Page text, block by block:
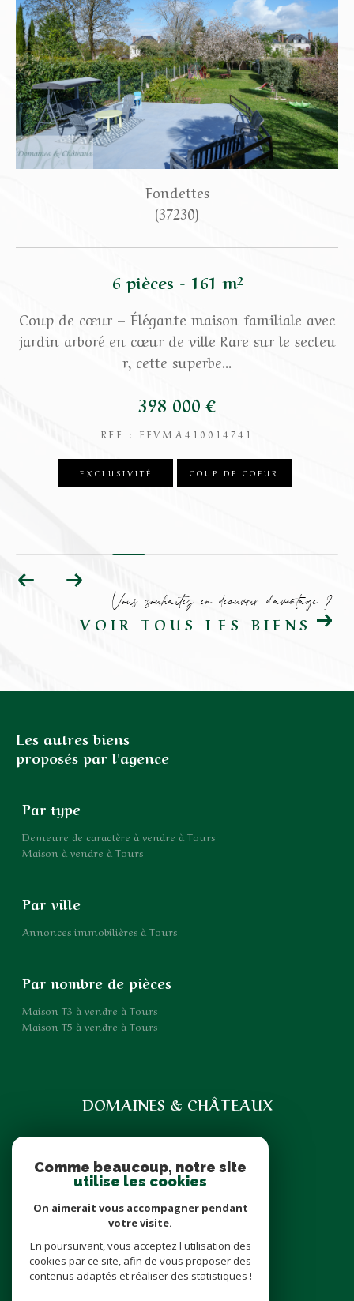
Fondettes
(37230)
6 pièces - 161 m²
Coup de cœur – Élégante maison familiale avec
jardin arboré en cœur de ville Rare sur le secteu
r, cette superbe...
398 000 €
REF : FFVMA410014741
EXCLUSIVITÉ COUP DE COEUR
Vous souhaitez en découvrir d'avantage ?
VOIR TOUS LES BIENS
Les autres biens
proposés par l'agence
Par type
Demeure de caractère à vendre à Tours
Maison à vendre à Tours
Par ville
Annonces immobilières à Tours
Par nombre de pièces
Maison T3 à vendre à Tours
Maison T5 à vendre à Tours
DOMAINES & CHÂTEAUX
07 71 85 35 92
domainesetchateaux@icloud.com
6 place Cathédrale
nous suivre sur
Comme beaucoup, notre site
utilise les cookies
On aimerait vous accompagner pendant
votre visite.
En poursuivant, vous acceptez l'utilisation des
cookies par ce site, afin de vous proposer des
contenus adaptés et réaliser des statistiques !